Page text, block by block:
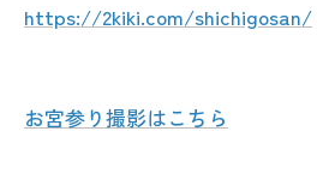
https://2kiki.com/shichigosan/
お宮参り撮影はこちら